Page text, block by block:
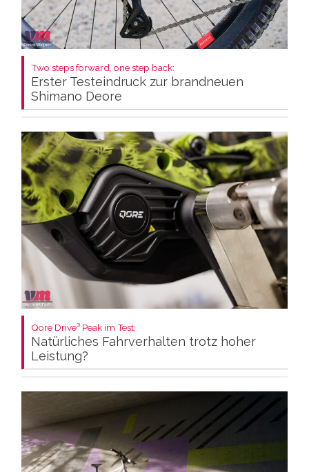
Two steps forward, one step back:
Erster Testeindruck zur brandneuen
Shimano Deore
Qore Drive³ Peak im Test:
Natürliches Fahrverhalten trotz hoher
Leistung?